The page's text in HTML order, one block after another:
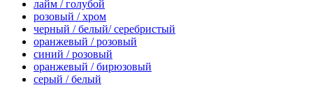
лайм / голубой
розовый / хром
черный / белый/ серебристый
оранжевый / розовый
синий / розовый
оранжевый / бирюзовый
серый / белый